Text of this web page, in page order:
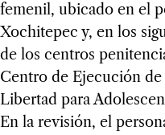
femenil, ubicado en el
Xochitepec y, en los
de los centros
Centro de Ejecución
Libertad para
En la revisión, el